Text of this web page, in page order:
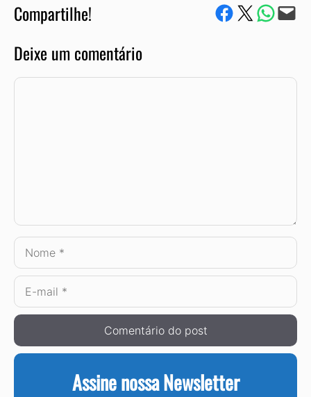
Compartilhe! Compartilhe no Facebook
Compartilhe no Twitter
Compartile via
Envie via e-mail
Deixe um comentário
Comentário
Nome
E-
mail
Assine nossa Newsletter